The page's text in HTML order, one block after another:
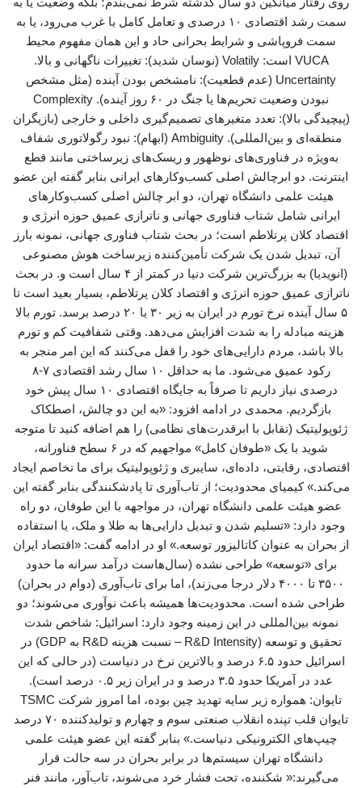
سمت رشد اقتصادی ۱۰ درصدی و تعامل کامل با غرب می‌رود، یا به
سمت فروپاشی و شرایط بحرانی حاد و این همان مفهوم محیط
VUCA است: Volatily (نوسان شدید): تغییرات ناگهانی و بالا.
Uncertainty (عدم قطعیت): نامشخص بودن آینده (مثل مشخص
نبودن وضعیت تحریم‌ها یا جنگ در ۶۰ روز آینده). Complexity
(پیچیدگی بالا): تعدد متغیرهای تصمیم‌گیری داخلی و خارجی (بازیگران
منطقه‌ای و بین‌المللی). Ambiguity (ابهام): نبود رگولاتوری شفاف
به‌ویژه در فناوری‌های نوظهور و ریسک‌های زیرساختی مانند قطع
اینترنت. دو ابرچالش اصلی کسب‌وکارهای ایرانی بنابر گفته این عضو
هیئت علمی دانشگاه تهران، دو ابر چالش اصلی کسب‌وکارهای
ایرانی شامل شتاب فناوری جهانی و ناترازی عمیق حوزه انرژی و
اقتصاد کلان پرتلاطم است؛ در بحث شتاب فناوری جهانی، نمونه بارز
آن، تبدیل شدن یک شرکت تأمین‌کننده زیرساخت هوش مصنوعی
(انویدیا) به بزرگ‌ترین شرکت دنیا در کمتر از ۴ سال است و. در بحث
ناترازی عمیق حوزه انرژی و اقتصاد کلان پرتلاطم، بسیار بعید است تا
۵ سال آینده نرخ تورم در ایران به زیر ۳۰ یا ۲۰ درصد برسد. تورم بالا
هزینه مبادله را به شدت افزایش می‌دهد. وقتی شفافیت کم و تورم
بالا باشد، مردم دارایی‌های خود را قفل می‌کنند که این امر منجر به
رکود عمیق می‌شود. ما به حداقل ۱۰ سال رشد اقتصادی ۷-۸
درصدی نیاز داریم تا صرفاً به جایگاه اقتصادی ۱۰ سال پیش خود
بازگردیم. محمدی در ادامه افزود: «به این دو چالش، اصطکاک
ژئوپولیتیک (تقابل با ابرقدرت‌های نظامی) را هم اضافه کنید تا متوجه
شوید با یک «طوفان کامل» مواجهیم که در ۶ سطح فناورانه،
اقتصادی، رقابتی، داده‌ای، سایبری و ژئوپولیتیک برای ما تخاصم ایجاد
می‌کند.» کیمیای محدودیت؛ از تاب‌آوری تا پادشکنندگی بنابر گفته این
عضو هیئت علمی دانشگاه تهران، در مواجهه با این طوفان، دو راه
وجود دارد: «تسلیم شدن و تبدیل دارایی‌ها به طلا و ملک، یا استفاده
از بحران به عنوان کاتالیزور توسعه.» او در ادامه گفت: «اقتصاد ایران
برای «توسعه» طراحی نشده (سال‌هاست درآمد سرانه ما حدود
۳۵۰۰ تا ۴۰۰۰ دلار درجا می‌زند)، اما برای تاب‌آوری (دوام در بحران)
طراحی شده است. محدودیت‌ها همیشه باعث نوآوری می‌شوند؛ دو
نمونه بین‌المللی در این زمینه وجود دارد: اسرائیل: شاخص شدت
تحقیق و توسعه (R&D Intensity – نسبت هزینه R&D به GDP) در
اسرائیل حدود ۶.۵ درصد و بالاترین نرخ در دنیاست (در حالی که این
عدد در آمریکا حدود ۳.۵ درصد و در ایران زیر ۰.۵ درصد است).
تایوان: همواره زیر سایه تهدید چین بوده، اما امروز شرکت TSMC
تایوان قلب تپنده انقلاب صنعتی سوم و چهارم و تولیدکننده ۷۰ درصد
چیپ‌های الکترونیکی دنیاست.» بنابر گفته این عضو هیئت علمی
دانشگاه تهران سیستم‌ها در برابر بحران در سه حالت قرار
می‌گیرند:« شکننده، تحت فشار خرد می‌شوند، تاب‌آور، مانند فنر